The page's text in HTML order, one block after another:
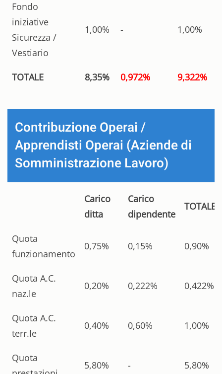
Fondo
iniziative
Sicurezza /
Vestiario
1,00% - 1,00%
TOTALE 8,35% 0,972% 9,322%
Contribuzione Operai /
Apprendisti Operai (Aziende di
Somministrazione Lavoro)
Carico
ditta
Carico
dipendente
TOTALE
Quota
funzionamento
0,75% 0,15% 0,90%
Quota A.C.
naz.le
0,20% 0,222% 0,422%
Quota A.C.
terr.le
0,40% 0,60% 1,00%
Quota
5,80% - 5,80%